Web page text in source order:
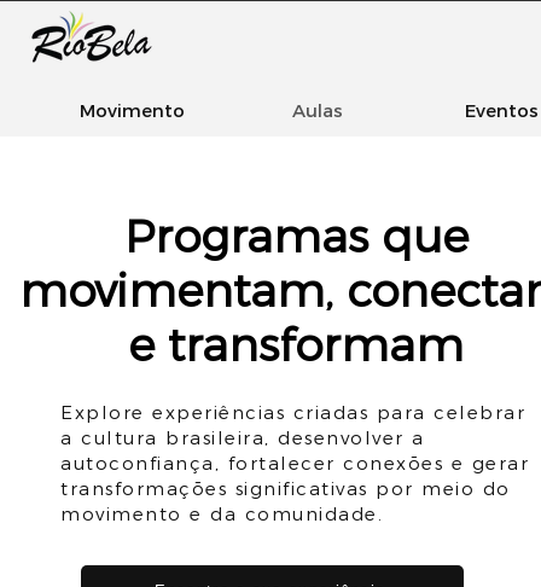
Movimento Aulas Eventos
Programas que
movimentam,
e transformam
Explore experiências criadas para celebrar
a cultura brasileira, desenvolver a
autoconfiança, fortalecer conexões e gerar
transformações significativas por meio do
movimento e da comunidade.